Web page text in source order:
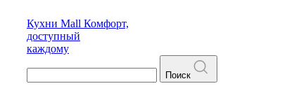
Кухни Mall Комфорт,
доступный
каждому
Поиск